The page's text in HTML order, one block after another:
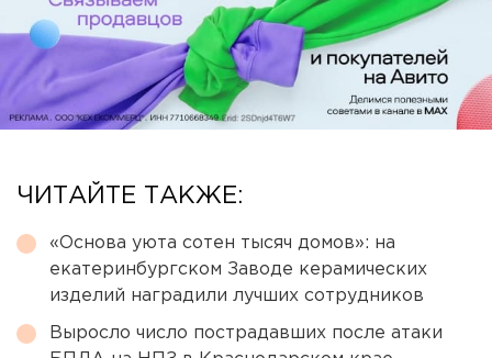
ЧИТАЙТЕ ТАКЖЕ:
«Основа уюта сотен тысяч домов»: на
екатеринбургском Заводе керамических
изделий наградили лучших сотрудников
Выросло число пострадавших после атаки